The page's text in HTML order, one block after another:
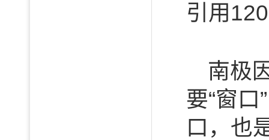
引用
南极
要“窗
口，也